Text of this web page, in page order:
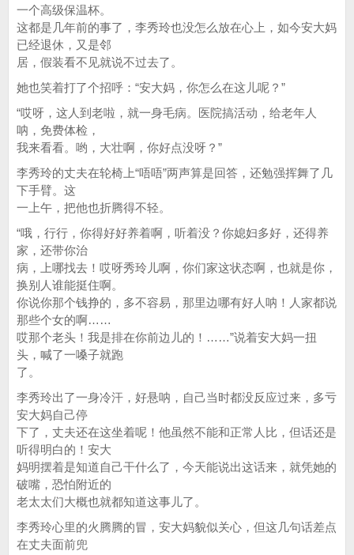
一个高级保温杯。
这都是几年前的事了，李秀玲也没怎么放在心上，如今安大妈
已经退休，又是邻
居，假装看不见就说不过去了。
她也笑着打了个招呼：“安大妈，你怎么在这儿呢？”
“哎呀，这人到老啦，就一身毛病。医院搞活动，给老年人
呐，免费体检，
我来看看。哟，大壮啊，你好点没呀？”
李秀玲的丈夫在轮椅上“唔唔”两声算是回答，还勉强挥舞了几
下手臂。这
一上午，把他也折腾得不轻。
“哦，行行，你得好好养着啊，听着没？你媳妇多好，还得养
家，还带你治
病，上哪找去！哎呀秀玲儿啊，你们家这状态啊，也就是你，
换别人谁能挺住啊。
你说你那个钱挣的，多不容易，那里边哪有好人呐！人家都说
那些个女的啊……
哎那个老头！我是排在你前边儿的！……”说着安大妈一扭
头，喊了一嗓子就跑
了。
李秀玲出了一身冷汗，好悬呐，自己当时都没反应过来，多亏
安大妈自己停
下了，丈夫还在这坐着呢！他虽然不能和正常人比，但话还是
听得明白的！安大
妈明摆着是知道自己干什么了，今天能说出这话来，就凭她的
破嘴，恐怕附近的
老太太们大概也就都知道这事儿了。
李秀玲心里的火腾腾的冒，安大妈貌似关心，但这几句话差点
在丈夫面前兜